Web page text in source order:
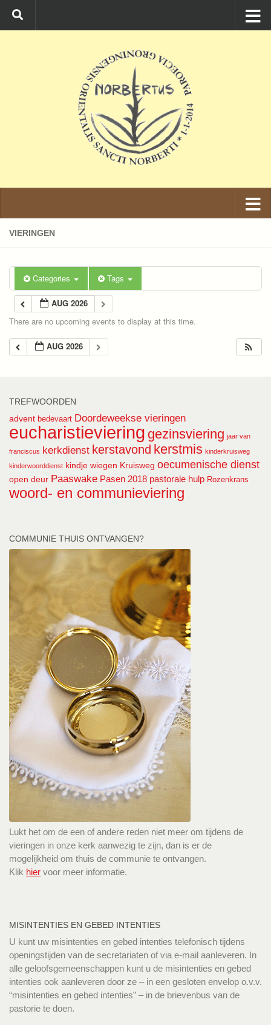
Ga naar de inhoud
VIERINGEN
Categories Tags
AUG 2026
There are no upcoming events to display at this time.
AUG 2026
TREFWOORDEN
advent bedevaart Doordeweekse vieringen
eucharistieviering gezinsviering jaar van
franciscus kerkdienst kerstavond kerstmis kinderkruisweg
kinderwoorddienst kindje wiegen Kruisweg oecumenische dienst
open deur Paaswake Pasen 2018 pastorale hulp Rozenkrans
woord- en communieviering
COMMUNIE THUIS ONTVANGEN?
Lukt het om de een of andere reden niet meer om tijdens de
vieringen in onze kerk aanwezig te zijn, dan is er de
mogelijkheid om thuis de communie te ontvangen.
Klik hier voor meer informatie.
MISINTENTIES EN GEBED INTENTIES
U kunt uw misintenties en gebed intenties telefonisch tijdens
openingstijden van de secretariaten of via e-mail aanleveren. In
alle geloofsgemeenschappen kunt u de misintenties en gebed
intenties ook aanleveren door ze – in een gesloten envelop o.v.v.
“misintenties en gebed intenties” – in de brievenbus van de
pastorie te doen.